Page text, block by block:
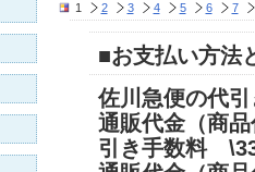
1 2 3 4 5 6 7
■お支払い方法
佐川急便の代
通販代金（
引き手数